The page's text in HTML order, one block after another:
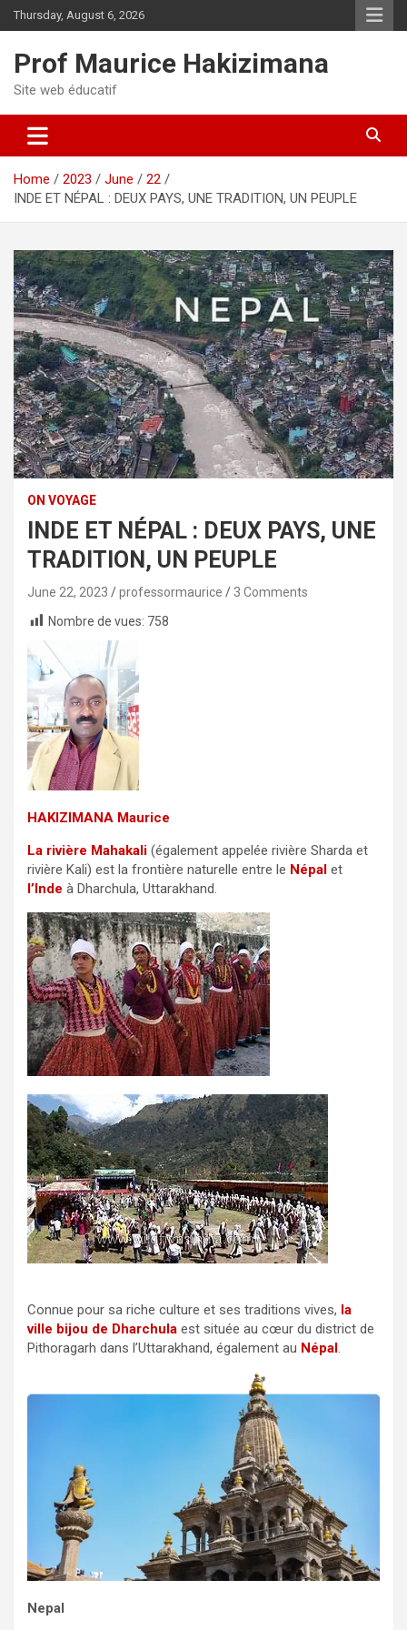
Skip
to
Thursday, August 6, 2026
Prof Maurice Hakizimana
Site web éducatif
Home 2023 June
22
INDE ET NÉPAL : DEUX PAYS, UNE TRADITION, UN PEUPLE
ON VOYAGE
INDE ET NÉPAL : DEUX PAYS, UNE
TRADITION, UN PEUPLE
June 22, 2023 professormaurice
3 Comments
Nombre de vues: 758
HAKIZIMANA Maurice
La rivière Mahakali (également appelée rivière Sharda et
rivière Kali) est la frontière naturelle entre le Népal et
l’Inde à Dharchula, Uttarakhand.
Connue pour sa riche culture et ses traditions vives, la
ville bijou de Dharchula est située au cœur du district de
Pithoragarh dans l’Uttarakhand, également au Népal.
Nepal